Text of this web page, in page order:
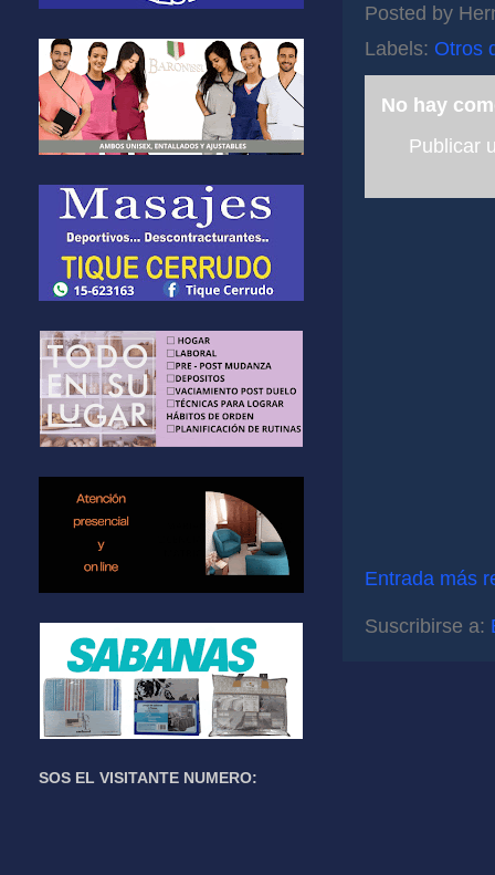
Posted by
Labels: Otros
No hay
Publicar
Entrada más
Suscribirse a:
SOS EL VISITANTE NUMERO: